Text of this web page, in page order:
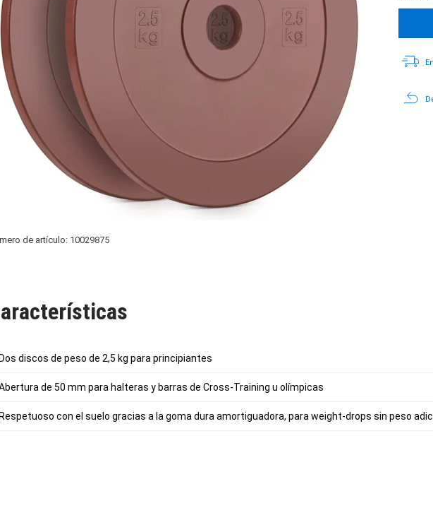
de artículo: 10029875
Dos discos de peso de 2,5 kg para principiantes
de 50 mm para halteras y barras de Cross-Training u olímpicas
Respetuoso con el suelo gracias a la goma dura amortiguadora, para weight-drops sin peso